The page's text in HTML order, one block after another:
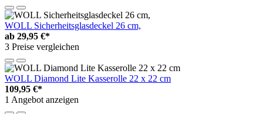
WOLL Sicherheitsglasdeckel 26 cm,
ab 29,95 €*
3 Preise vergleichen
WOLL Diamond Lite Kasserolle 22 x 22 cm
109,95 €*
1 Angebot anzeigen